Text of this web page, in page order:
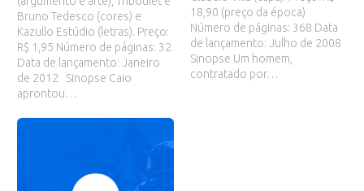
Bruno Tedesco (cores) e
Kazullo Estúdio (letras). Preço:
R$ 1,95 Número de páginas: 32
Data de lançamento: Janeiro
de 2012 Sinopse Caio
aprontou…
18,90 (preço da época)
Número de páginas: 368 Data
de lançamento: Julho de 2008
Sinopse Um homem,
contratado por…